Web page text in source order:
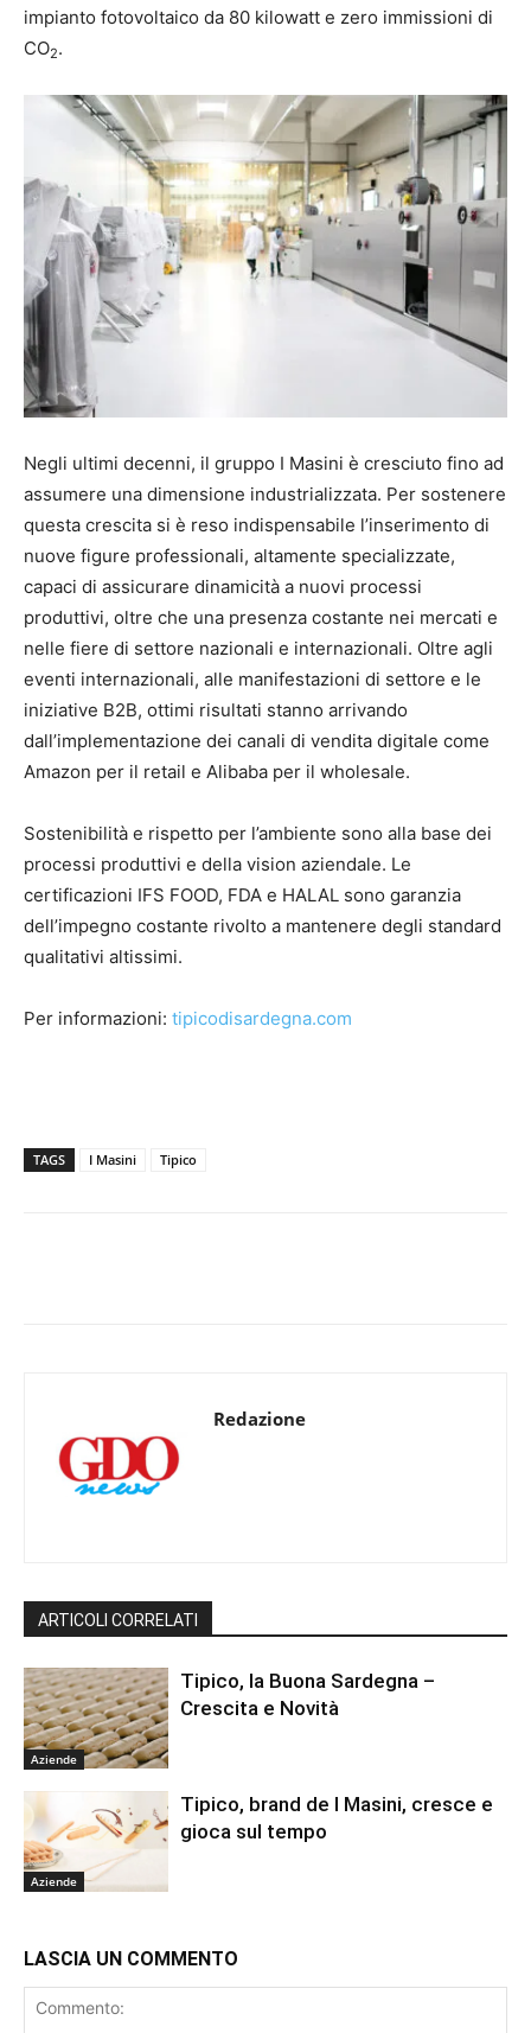
impianto fotovoltaico da 80 kilowatt e zero immissioni di
CO2.
Negli ultimi decenni, il gruppo I Masini è cresciuto fino ad
assumere una dimensione industrializzata. Per sostenere
questa crescita si è reso indispensabile l’inserimento di
nuove figure professionali, altamente specializzate,
capaci di assicurare dinamicità a nuovi processi
produttivi, oltre che una presenza costante nei mercati e
nelle fiere di settore nazionali e internazionali. Oltre agli
eventi internazionali, alle manifestazioni di settore e le
iniziative B2B, ottimi risultati stanno arrivando
dall’implementazione dei canali di vendita digitale come
Amazon per il retail e Alibaba per il wholesale.
Sostenibilità e rispetto per l’ambiente sono alla base dei
processi produttivi e della vision aziendale. Le
certificazioni IFS FOOD, FDA e HALAL sono garanzia
dell’impegno costante rivolto a mantenere degli standard
qualitativi altissimi.
Per informazioni: tipicodisardegna.com
TAGS I Masini Tipico
Redazione
ARTICOLI CORRELATI
Aziende
Tipico, la Buona Sardegna –
Crescita e Novità
Aziende
Tipico, brand de I Masini, cresce e
gioca sul tempo
LASCIA UN COMMENTO